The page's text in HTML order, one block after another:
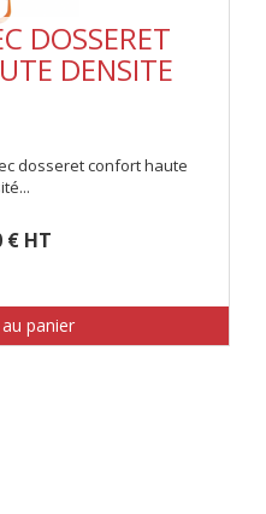
DOSSERET
DENSITE
dosseret confort haute
€ HT
panier